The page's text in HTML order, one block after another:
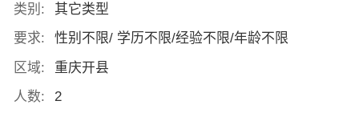
类别:
其它类型
要求:
性别不限/ 学历不限/经验不限/年龄不限
区域:
重庆开县
人数:
2